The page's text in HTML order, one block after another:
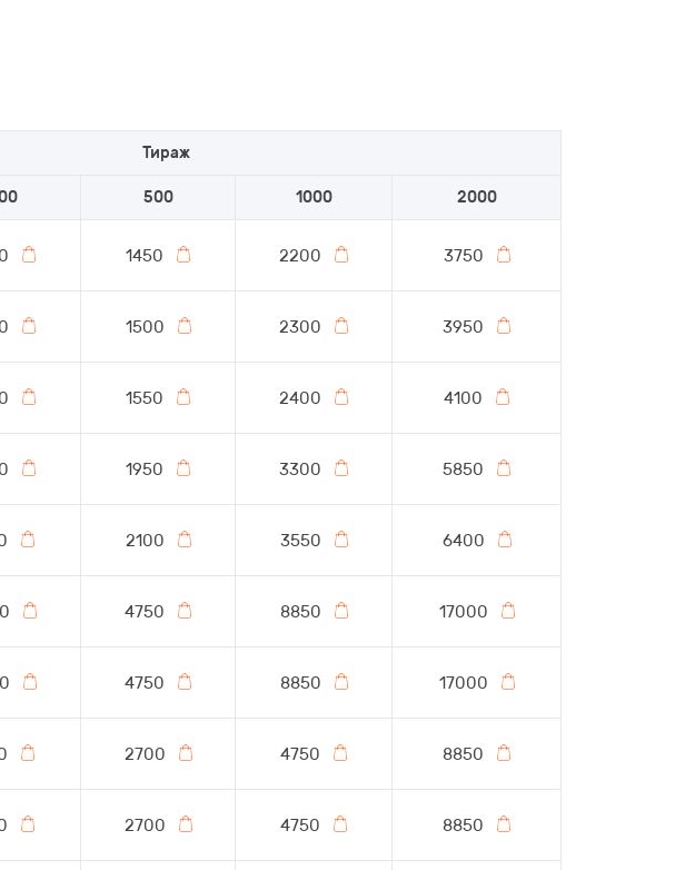
Тираж
500 1000 2000
1450 2200 3750
1500 2300 3950
1550 2400 4100
1950 3300 5850
2100 3550 6400
4750 8850 17000
4750 8850 17000
2700 4750 8850
2700 4750 8850